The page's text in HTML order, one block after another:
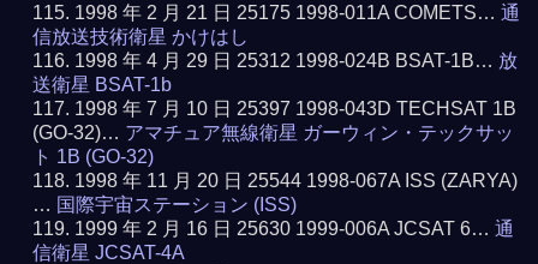
1998 年 2 月 21 日 25175 1998-011A COMETS…通
信放送技術衛星 かけはし
1998 年 4 月 29 日 25312 1998-024B BSAT-1B… 放
送衛星 BSAT-1b
1998 年 7 月 10 日 25397 1998-043D TECHSAT 1B
(GO-32)… アマチュア無線衛星 ガーウィン・テックサッ
ト 1B (GO-32)
1998 年 11 月 20 日 25544 1998-067A ISS (ZARYA)
… 国際宇宙ステーション (ISS)
1999 年 2 月 16 日 25630 1999-006A JCSAT 6…通
信衛星 JCSAT-4A